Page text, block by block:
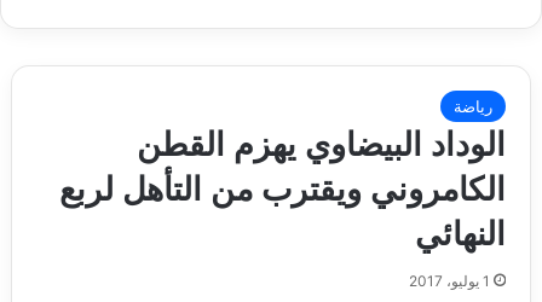
رياضة
الوداد البيضاوي يهزم القطن
الكامروني ويقترب من التأهل لربع
النهائي
1 يوليو، 2017